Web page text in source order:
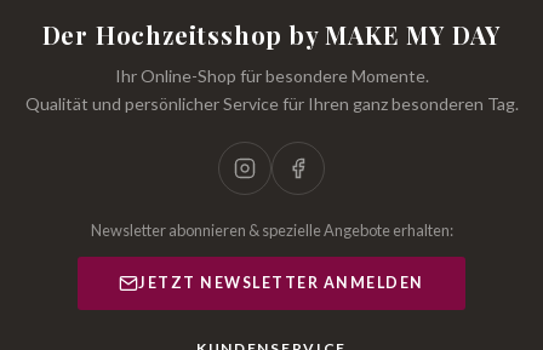
Der Hochzeitsshop by MAKE MY DAY
Ihr Online-Shop für besondere Momente.
Qualität und persönlicher Service für Ihren ganz besonderen Tag.
Newsletter abonnieren & spezielle Angebote erhalten:
JETZT NEWSLETTER ANMELDEN